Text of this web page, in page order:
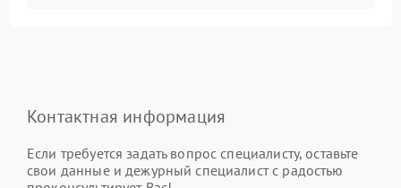
Контактная информация
Если требуется задать вопрос специалисту, оставьте
свои данные и дежурный специалист с радостью